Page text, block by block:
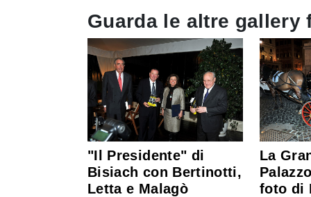
Guarda le altre gallery
"Il Presidente" di
Bisiach con Bertinotti,
Letta e Malagò
La
foto di